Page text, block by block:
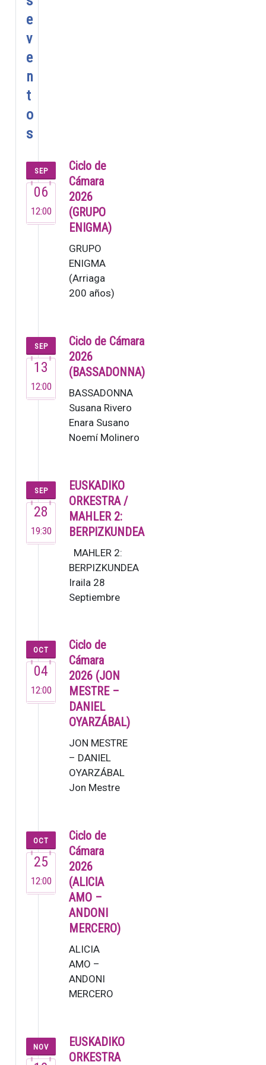
e
v
e
n
t
o
s
SEP
06
12:00
Ciclo de
Cámara
2026
(GRUPO
ENIGMA)
GRUPO
ENIGMA
(Arriaga
200 años)
fundado
en 1995,
es una de
las
orquestas
de
cámara
de…
SEP
13
12:00
Ciclo de Cámara
2026
(BASSADONNA)
BASSADONNA
Susana Rivero
Enara Susano
Noemí Molinero
sino un colectivo
de m…
SEP
28
19:30
EUSKADIKO
ORKESTRA /
MAHLER 2:
BERPIZKUNDEA
MAHLER 2:
BERPIZKUNDEA
Iraila 28
Septiembre
Lucas Macías,
zuzendar…
OCT
04
12:00
Ciclo de
Cámara
2026 (JON
MESTRE –
DANIEL
OYARZÁBAL)
JON MESTRE
– DANIEL
OYARZÁBAL
Jon Mestre
pianista ya
dejó muestra
de su talento
en su brev…
OCT
25
12:00
Ciclo de
Cámara
2026
(ALICIA
AMO –
ANDONI
MERCERO)
ALICIA
AMO –
ANDONI
MERCERO
una de las
voces más
NOV
EUSKADIKO
ORKESTRA